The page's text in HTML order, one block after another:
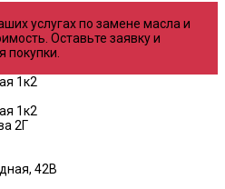
услугах по замене масла и
Оставьте заявку и
покупки.
1к2
1к2
2Г
42В